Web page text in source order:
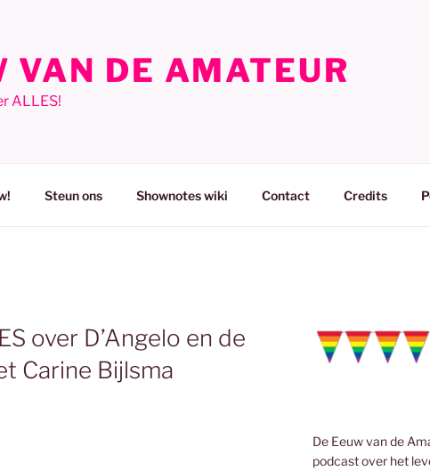
VAN DE AMATEUR
ALLES!
Steun ons Shownotes wiki Contact Credits
over D’Angelo en de
Carine Bijlsma
De Eeuw van de
podcast over het